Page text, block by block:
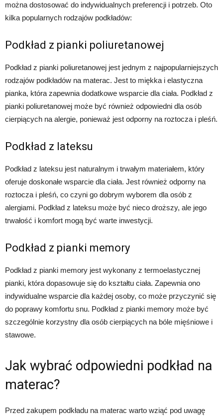
można dostosować do indywidualnych preferencji i potrzeb. Oto
kilka popularnych rodzajów podkładów:
Podkład z pianki poliuretanowej
Podkład z pianki poliuretanowej jest jednym z najpopularniejszych
rodzajów podkładów na materac. Jest to miękka i elastyczna
pianka, która zapewnia dodatkowe wsparcie dla ciała. Podkład z
pianki poliuretanowej może być również odpowiedni dla osób
cierpiących na alergie, ponieważ jest odporny na roztocza i pleśń.
Podkład z lateksu
Podkład z lateksu jest naturalnym i trwałym materiałem, który
oferuje doskonałe wsparcie dla ciała. Jest również odporny na
roztocza i pleśń, co czyni go dobrym wyborem dla osób z
alergiami. Podkład z lateksu może być nieco droższy, ale jego
trwałość i komfort mogą być warte inwestycji.
Podkład z pianki memory
Podkład z pianki memory jest wykonany z termoelastycznej
pianki, która dopasowuje się do kształtu ciała. Zapewnia ono
indywidualne wsparcie dla każdej osoby, co może przyczynić się
do poprawy komfortu snu. Podkład z pianki memory może być
szczególnie korzystny dla osób cierpiących na bóle mięśniowe i
stawowe.
Jak wybrać odpowiedni podkład na
materac?
Przed zakupem podkładu na materac warto wziąć pod uwagę